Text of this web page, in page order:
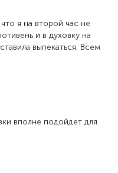
я на второй час не
и в духовку на
выпекаться. Всем
вполне подойдет для